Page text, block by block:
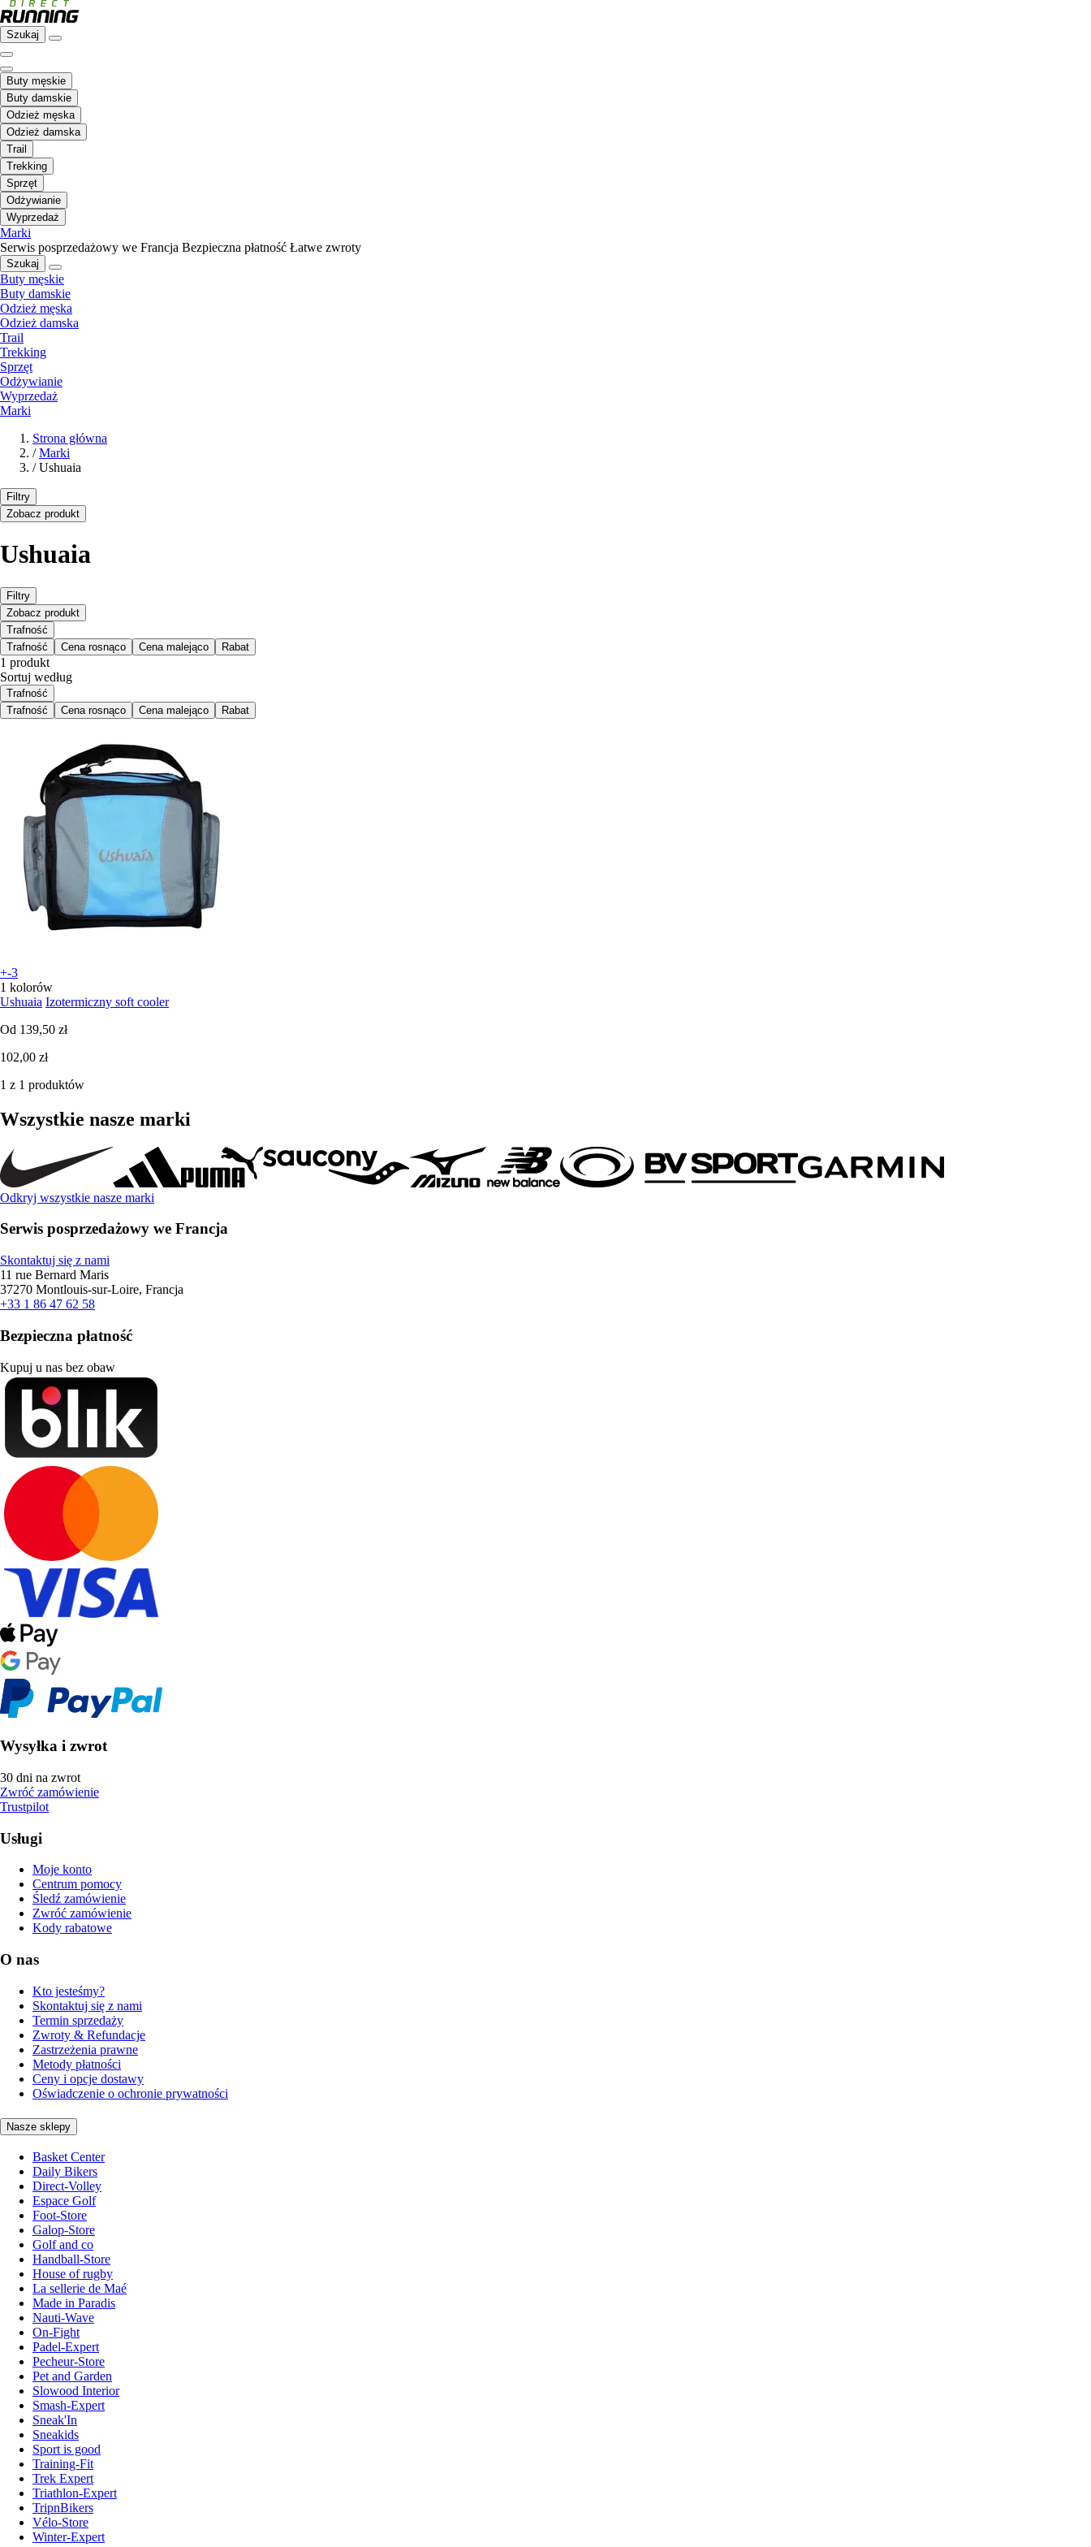
Szukaj
Buty męskie
Buty damskie
Odzież męska
Odzież damska
Trail
Trekking
Sprzęt
Odżywianie
Wyprzedaż
Marki
Serwis posprzedażowy we Francja Bezpieczna płatność Łatwe zwroty
Szukaj
Buty męskie
Buty damskie
Odzież męska
Odzież damska
Trail
Trekking
Sprzęt
Odżywianie
Wyprzedaż
Marki
Strona główna
/ Marki
/ Ushuaia
Filtry
Zobacz produkt
Ushuaia
Filtry
Zobacz produkt
Trafność
Trafność
Cena rosnąco Cena malejąco Rabat
1 produkt
Sortuj według
Trafność
Trafność
Cena rosnąco Cena malejąco Rabat
+-3
1 kolorów
Ushuaia Izotermiczny soft cooler
Od 139,50 zł
102,00 zł
1 z 1 produktów
Wszystkie nasze marki
Odkryj wszystkie nasze marki
Serwis posprzedażowy we Francja
Skontaktuj się z nami
11 rue Bernard Maris
37270 Montlouis-sur-Loire, Francja
+33 1 86 47 62 58
Bezpieczna płatność
Kupuj u nas bez obaw
Wysyłka i zwrot
30 dni na zwrot
Zwróć zamówienie
Trustpilot
Usługi
Moje konto
Centrum pomocy
Śledź zamówienie
Zwróć zamówienie
Kody rabatowe
O nas
Kto jesteśmy?
Skontaktuj się z nami
Termin sprzedaży
Zwroty & Refundacje
Zastrzeżenia prawne
Metody płatności
Ceny i opcje dostawy
Oświadczenie o ochronie prywatności
Nasze sklepy
Basket Center
Daily Bikers
Direct-Volley
Espace Golf
Foot-Store
Galop-Store
Golf and co
Handball-Store
House of rugby
La sellerie de Maé
Made in Paradis
Nauti-Wave
On-Fight
Padel-Expert
Pecheur-Store
Pet and Garden
Slowood Interior
Smash-Expert
Sneak'In
Sneakids
Sport is good
Training-Fit
Trek Expert
Triathlon-Expert
TripnBikers
Vélo-Store
Winter-Expert